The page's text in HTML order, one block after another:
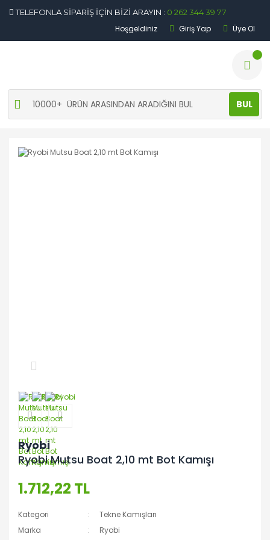
TELEFONLA SİPARİŞ İÇİN BİZİ ARAYIN : 0 262 344 39 77
Hoşgeldiniz Giriş Yap Üye Ol
BUL
Ryobi
Ryobi Mutsu Boat 2,10 mt Bot Kamışı
1.712,22 TL
Kategori
Tekne Kamışları
Marka
Ryobi